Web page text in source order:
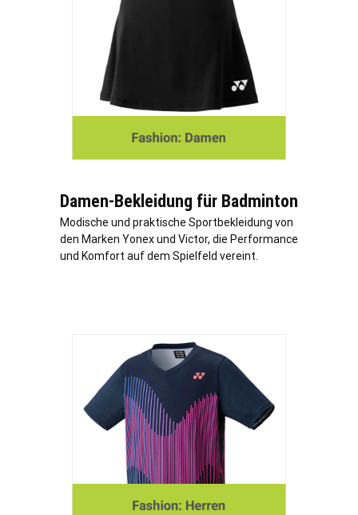
Damen-Bekleidung für Badminton
Modische und praktische Sportbekleidung von
den Marken Yonex und Victor, die Performance
und Komfort auf dem Spielfeld vereint.